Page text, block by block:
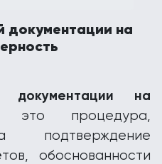
документации на
документации на
процедура,
подтверждение
обоснованности